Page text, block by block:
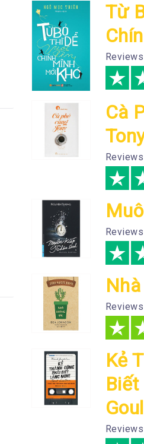
Từ
Reviews
Cà
Reviews
Reviews
Reviews
Kẻ
Reviews